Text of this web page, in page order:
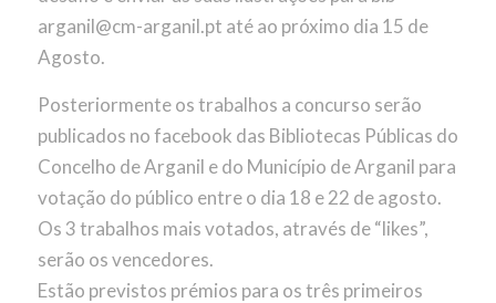
arganil@cm-arganil.pt até ao próximo dia 15 de
Agosto.
Posteriormente os trabalhos a concurso serão
publicados no facebook das Bibliotecas Públicas do
Concelho de Arganil e do Município de Arganil para
votação do público entre o dia 18 e 22 de agosto.
Os 3 trabalhos mais votados, através de “likes”,
serão os vencedores.
Estão previstos prémios para os três primeiros